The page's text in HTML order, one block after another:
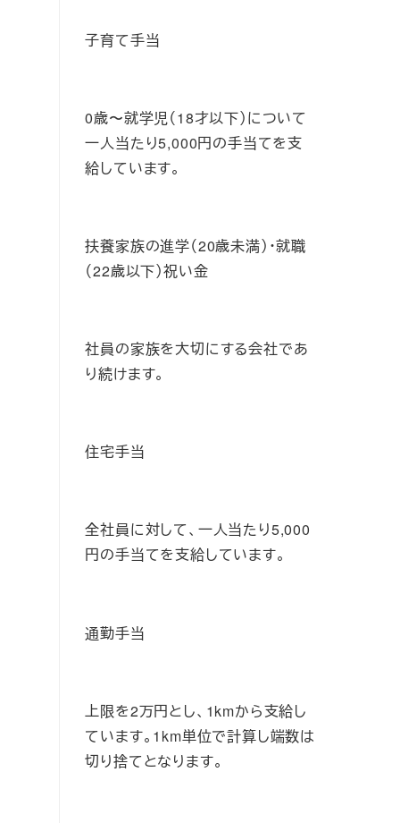
子育て手当
0歳〜就学児（18才以下）について
一人当たり5,000円の手当てを支
給しています。
扶養家族の進学（20歳未満）・就職
（22歳以下）祝い金
社員の家族を大切にする会社であ
り続けます。
住宅手当
全社員に対して、一人当たり5,000
円の手当てを支給しています。
通勤手当
上限を2万円とし、1kmから支給し
ています。1km単位で計算し端数は
切り捨てとなります。